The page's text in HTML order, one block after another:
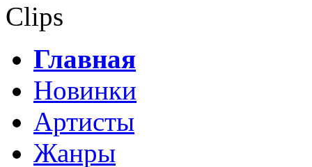
Clips
Главная
Новинки
Артисты
Жанры